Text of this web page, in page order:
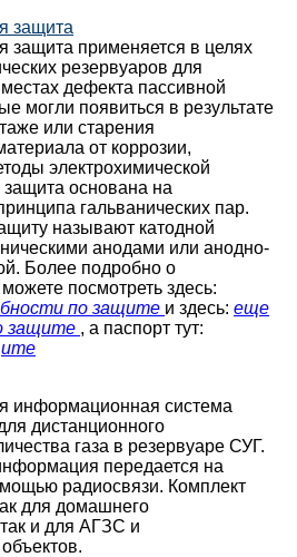
защита
защита применяется в целях
резервуаров для
дефекта пассивной
могли появиться в результате
или старения
от коррозии,
электрохимической
основана на
гальванических пар.
называют катодной
анодами или анодно-
Более подробно о
посмотреть здесь:
по защите и здесь: еще
защите , а паспорт тут:
информационная система
дистанционного
газа в резервуаре СУГ.
передается на
радиосвязи. Комплект
для домашнего
и для АГЗС и